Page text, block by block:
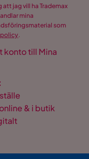
jag vill ha Trademax
mina
som
.
konto till Mina
& i butik